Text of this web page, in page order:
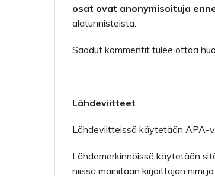
osat ovat anonymisoituja
alatunnisteista.
Saadut kommentit tulee ottaa
Lähdeviitteet
Lähdeviitteissä käytetään APA-
Lähdemerkinnöissä käytetään
niissä mainitaan kirjoittajan nimi